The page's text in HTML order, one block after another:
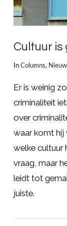
Cultuur
In Columns,
Er is weinig
criminaliteit
over
waar komt hij
welke cultuur
vraag, maar
leidt tot
juiste.